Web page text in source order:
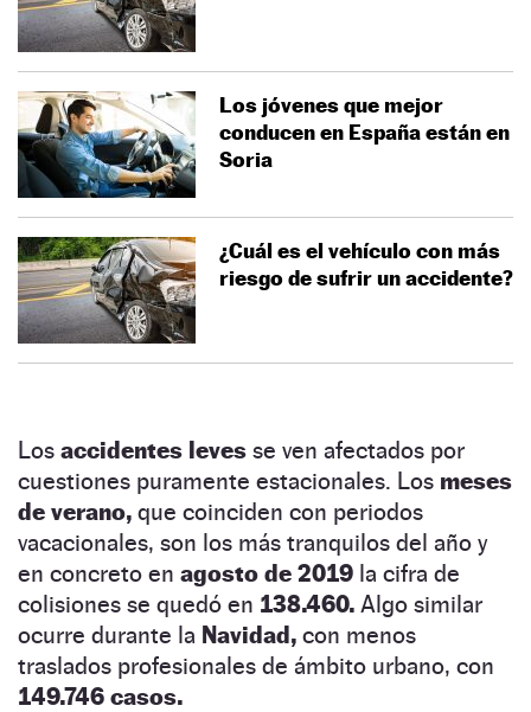
Los jóvenes que mejor
conducen en España están en
Soria
¿Cuál es el vehículo con más
riesgo de sufrir un accidente?
Los accidentes leves se ven afectados por
cuestiones puramente estacionales. Los meses
de verano, que coinciden con periodos
vacacionales, son los más tranquilos del año y
en concreto en agosto de 2019 la cifra de
colisiones se quedó en 138.460. Algo similar
ocurre durante la Navidad, con menos
traslados profesionales de ámbito urbano, con
149.746 casos.